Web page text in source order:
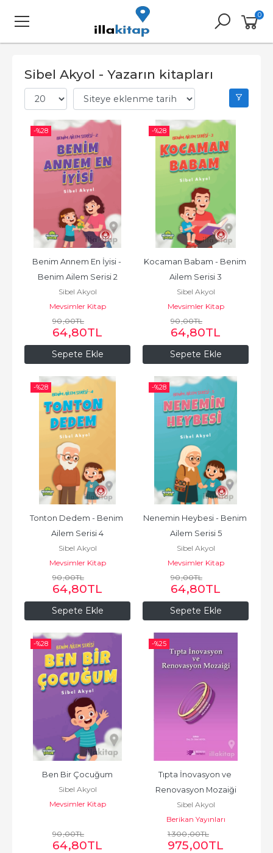
0
Sibel Akyol - Yazarın kitapları
-%28
Sepete Ekle
Benim Annem En İyisi -
Benim Ailem Serisi 2
Sibel Akyol
Mevsimler Kitap
90,00TL
64,80TL
-%28
Sepete Ekle
Kocaman Babam - Benim
Ailem Serisi 3
Sibel Akyol
Mevsimler Kitap
90,00TL
64,80TL
-%28
Sepete Ekle
Tonton Dedem - Benim
Ailem Serisi 4
Sibel Akyol
Mevsimler Kitap
90,00TL
64,80TL
-%28
Sepete Ekle
Nenemin Heybesi - Benim
Ailem Serisi 5
Sibel Akyol
Mevsimler Kitap
90,00TL
64,80TL
-%28
Ben Bir Çocuğum
Sibel Akyol
Mevsimler Kitap
90,00TL
64,80TL
-%25
Tıpta İnovasyon ve
Renovasyon Mozaiği
Sibel Akyol
Berikan Yayınları
1.300,00TL
975,00TL